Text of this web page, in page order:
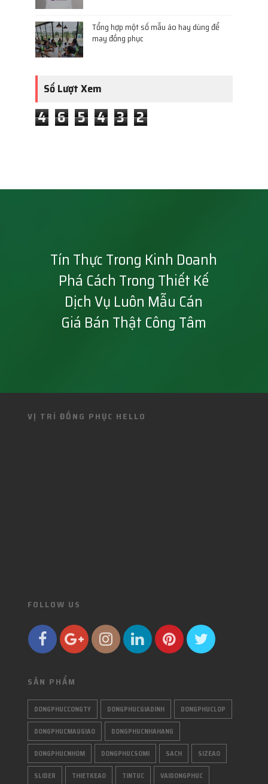
Tổng hợp một số mẫu áo hay dùng để
may đồng phục
Số Lượt Xem
4 6 5 4 3 2
Tín Thực Trong Kinh Doanh
Phá Cách Trong Thiết Kế
Dịch Vụ Luôn Mẫu Cán
Giá Bán Thật Công Tâm
VỊ TRÍ ĐỒNG PHỤC HELLO
FOLLOW US
SẢN PHẨM
DONGPHUCCONGTY DONGPHUCGIADINH DONGPHUCLOP
DONGPHUCMAUGIAO DONGPHUCNHAHANG
DONGPHUCNHOM DONGPHUCSOMI SACH SIZEAO
SLIDER THIETKEAO TINTUC VAIDONGPHUC